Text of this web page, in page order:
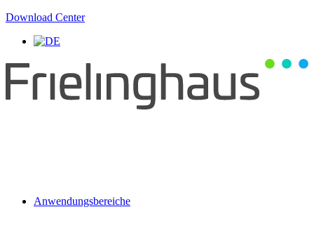
Download Center
Anwendungsbereiche